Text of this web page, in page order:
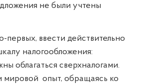
не были учтены
первых, ввести действительно
налогообложения:
облагаться сверхналогами.
мировой опыт, обращаясь ко